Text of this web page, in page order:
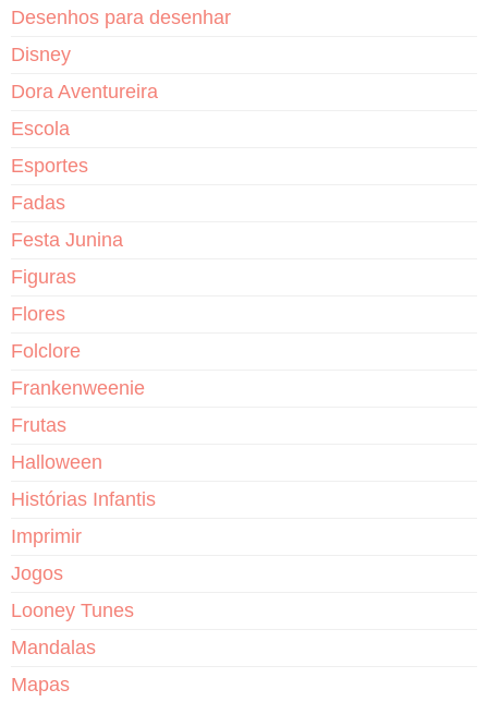
Desenhos para desenhar
Disney
Dora Aventureira
Escola
Esportes
Fadas
Festa Junina
Figuras
Flores
Folclore
Frankenweenie
Frutas
Halloween
Histórias Infantis
Imprimir
Jogos
Looney Tunes
Mandalas
Mapas